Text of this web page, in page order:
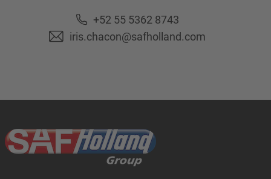
+52 55 5362 8743
iris.chacon@safholland.com